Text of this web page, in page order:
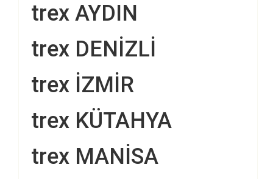
trex AYDIN
trex DENİZLİ
trex İZMİR
trex KÜTAHYA
trex MANİSA